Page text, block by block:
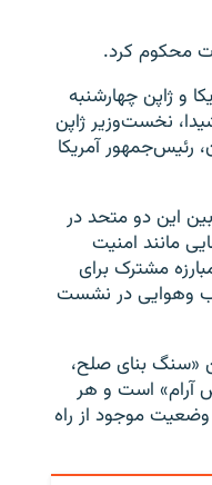
محکوم کرد.
و ژاپن چهارشنبه
نخست‌وزیر ژاپن
رئیس‌جمهور آمریکا
این دو متحد در
مانند امنیت
مشترک برای
آب وهوایی در نشست
«سنگ بنای صلح،
آرام» است و هر
وضعیت موجود از راه